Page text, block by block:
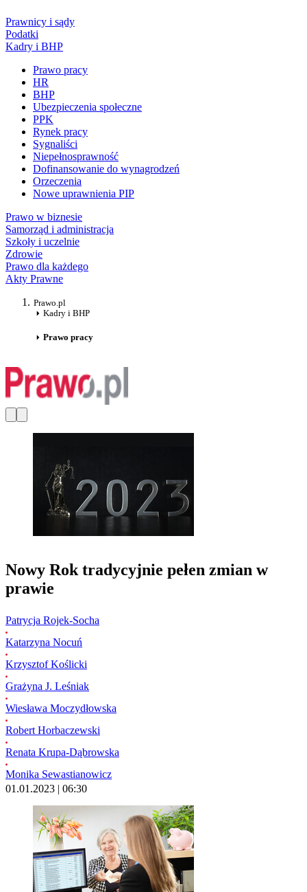
Prawnicy i sądy
Podatki
Kadry i BHP
Prawo pracy
HR
BHP
Ubezpieczenia społeczne
PPK
Rynek pracy
Sygnaliści
Niepełnosprawność
Dofinansowanie do wynagrodzeń
Orzeczenia
Nowe uprawnienia PIP
Prawo w biznesie
Samorząd i administracja
Szkoły i uczelnie
Zdrowie
Prawo dla każdego
Akty Prawne
Prawo.pl
Kadry i BHP
Prawo pracy
Nowy Rok tradycyjnie pełen zmian w
prawie
Patrycja Rojek-Socha
Katarzyna Nocuń
Krzysztof Koślicki
Grażyna J. Leśniak
Wiesława Moczydłowska
Robert Horbaczewski
Renata Krupa-Dąbrowska
Monika Sewastianowicz
01.01.2023 | 06:30